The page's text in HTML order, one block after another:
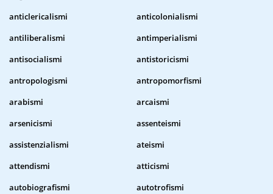
anticlericalismi
anticolonialismi
antiliberalismi
antimperialismi
antisocialismi
antistoricismi
antropologismi
antropomorfismi
arabismi
arcaismi
arsenicismi
assenteismi
assistenzialismi
ateismi
attendismi
atticismi
autobiografismi
autotrofismi